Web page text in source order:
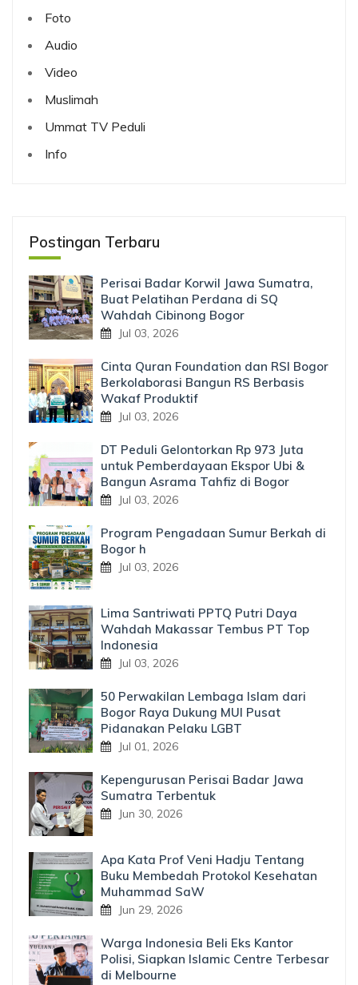
Foto
Audio
Video
Muslimah
Ummat TV Peduli
Info
Postingan Terbaru
Perisai Badar Korwil Jawa Sumatra,
Buat Pelatihan Perdana di SQ
Wahdah Cibinong Bogor
Jul 03, 2026
Cinta Quran Foundation dan RSI Bogor
Berkolaborasi Bangun RS Berbasis
Wakaf Produktif
Jul 03, 2026
DT Peduli Gelontorkan Rp 973 Juta
untuk Pemberdayaan Ekspor Ubi &
Bangun Asrama Tahfiz di Bogor
Jul 03, 2026
Program Pengadaan Sumur Berkah di
Bogor h
Jul 03, 2026
Lima Santriwati PPTQ Putri Daya
Wahdah Makassar Tembus PT Top
Indonesia
Jul 03, 2026
50 Perwakilan Lembaga Islam dari
Bogor Raya Dukung MUI Pusat
Pidanakan Pelaku LGBT
Jul 01, 2026
Kepengurusan Perisai Badar Jawa
Sumatra Terbentuk
Jun 30, 2026
Apa Kata Prof Veni Hadju Tentang
Buku Membedah Protokol Kesehatan
Muhammad SaW
Jun 29, 2026
Warga Indonesia Beli Eks Kantor
Polisi, Siapkan Islamic Centre Terbesar
di Melbourne